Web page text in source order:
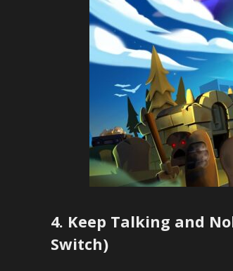
4. Keep Talking and
Switch)